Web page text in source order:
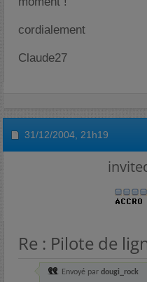
cordialement
Claude27
31/12/2004, 21h19
Re : Pilote de
Envoyé par dougi_rock